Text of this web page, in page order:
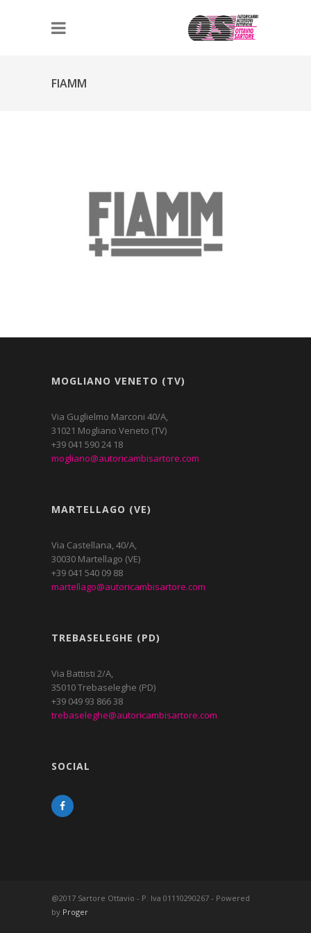
FIAMM
MOGLIANO VENETO (TV)
Via Guglielmo Marconi 40/A,
31021 Mogliano Veneto (TV)
+39 041 590 24 18
mogliano@autoricambisartore.com
MARTELLAGO (VE)
Via Castellana, 40/A,
30030 Martellago (VE)
+39 041 540 09 88
martellago@autoricambisartore.com
TREBASELEGHE (PD)
Via Battisti 2/A,
35010 Trebaseleghe (PD)
+39 049 93 866 38
trebaseleghe@autoricambisartore.com
SOCIAL
@2017 Sartore Ottavio - P. Iva 01110290267 - Powered
by Proger